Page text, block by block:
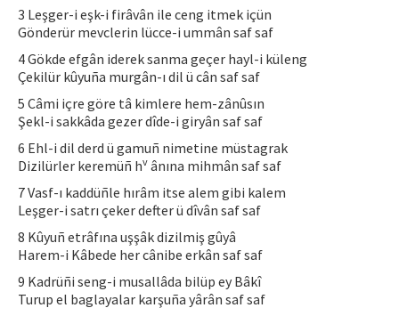
3 Leşger-i eşk-i firâvân ile ceng itmek içün
Gönderür mevclerin lücce-i ummân saf saf
4 Gökde efgân iderek sanma geçer hayl-i küleng
Çekilür kûyuña murgân-ı dil ü cân saf saf
5 Câmi içre göre tâ kimlere hem-zânûsın
Şekl-i sakkâda gezer dîde-i giryân saf saf
6 Ehl-i dil derd ü gamuñ nimetine müstagrak
Dizilürler keremüñ hv ânına mihmân saf saf
7 Vasf-ı kaddüñle hırâm itse alem gibi kalem
Leşger-i satrı çeker defter ü dîvân saf saf
8 Kûyuñ etrâfına uşşâk dizilmiş gûyâ
Harem-i Kâbede her cânibe erkân saf saf
9 Kadrüñi seng-i musallâda bilüp ey Bâkî
Turup el baglayalar karşuña yârân saf saf